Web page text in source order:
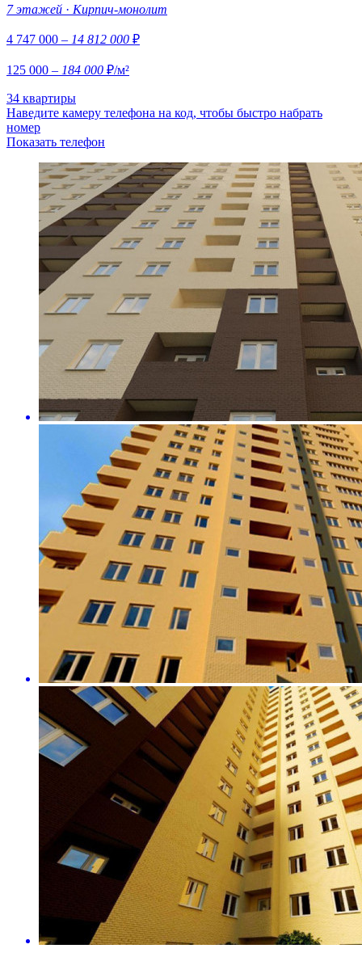
7 этажей · Кирпич-монолит
4 747 000 – 14 812 000 ₽
125 000 – 184 000 ₽/м²
34 квартиры
Наведите камеру телефона на код, чтобы быстро набрать
номер
Показать телефон